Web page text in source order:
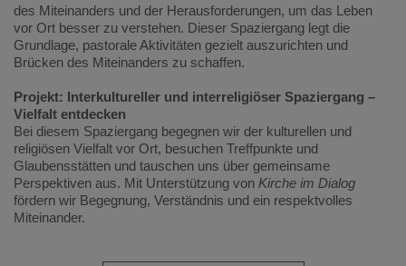
des Miteinanders und der Herausforderungen, um das Leben
vor Ort besser zu verstehen. Dieser Spaziergang legt die
Grundlage, pastorale Aktivitäten gezielt auszurichten und
Brücken des Miteinanders zu schaffen.
Projekt: Interkultureller und interreligiöser Spaziergang –
Vielfalt entdecken
Bei diesem Spaziergang begegnen wir der kulturellen und
religiösen Vielfalt vor Ort, besuchen Treffpunkte und
Glaubensstätten und tauschen uns über gemeinsame
Perspektiven aus. Mit Unterstützung von Kirche im Dialog
fördern wir Begegnung, Verständnis und ein respektvolles
Miteinander.